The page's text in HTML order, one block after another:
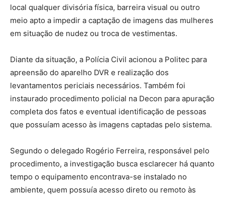
local qualquer divisória física, barreira visual ou outro
meio apto a impedir a captação de imagens das mulheres
em situação de nudez ou troca de vestimentas.
Diante da situação, a Polícia Civil acionou a Politec para
apreensão do aparelho DVR e realização dos
levantamentos periciais necessários. Também foi
instaurado procedimento policial na Decon para apuração
completa dos fatos e eventual identificação de pessoas
que possuíam acesso às imagens captadas pelo sistema.
Segundo o delegado Rogério Ferreira, responsável pelo
procedimento, a investigação busca esclarecer há quanto
tempo o equipamento encontrava-se instalado no
ambiente, quem possuía acesso direto ou remoto às